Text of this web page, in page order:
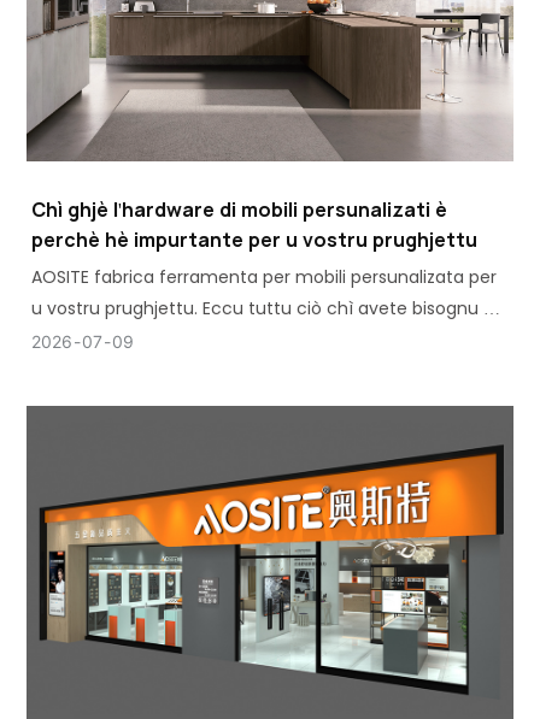
Chì ghjè l'hardware di mobili persunalizati è
perchè hè impurtante per u vostru prughjettu
AOSITE fabrica ferramenta per mobili persunalizata per
u vostru prughjettu. Eccu tuttu ciò chì avete bisognu di
sapè: tipi, caratteristiche è a so impurtanza.
2026 07 09